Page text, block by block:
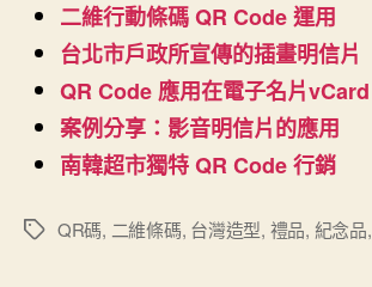
二維行動條碼 QR Code 運用
台北市戶政所宣傳的插畫明信片
QR Code 應用在電子名片vCard
案例分享：影音明信片的應用
南韓超市獨特 QR Code 行銷
標
QR碼, 二維條碼, 台灣造型, 禮品, 紀念品,